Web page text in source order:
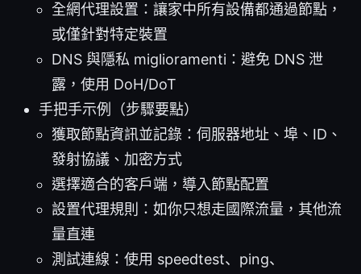
全網代理設置：讓家中所有設備都通過節點，
或僅針對特定裝置
DNS 與隱私 miglioramenti：避免 DNS 泄
露，使用 DoH/DoT
手把手示例（步驟要點）
獲取節點資訊並記錄：伺服器地址、埠、ID、
發射協議、加密方式
選擇適合的客戶端，導入節點配置
設置代理規則：如你只想走國際流量，其他流
量直連
測試連線：使用 speedtest、ping、